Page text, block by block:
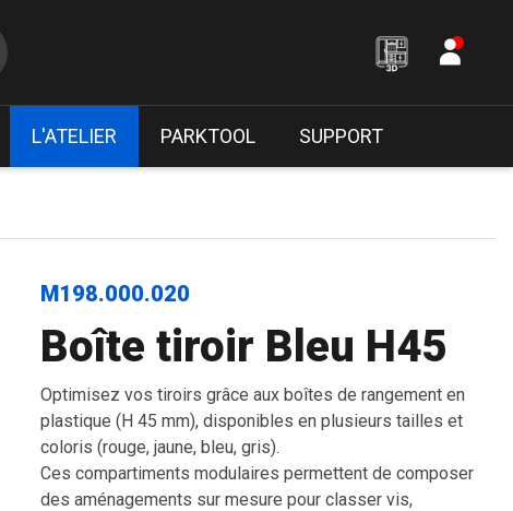
L'ATELIER PARKTOOL SUPPORT
M198.000.020
Boîte tiroir Bleu H45
Optimisez vos tiroirs grâce aux boîtes de rangement en
plastique (H 45 mm), disponibles en plusieurs tailles et
coloris (rouge, jaune, bleu, gris).
Ces compartiments modulaires permettent de composer
des aménagements sur mesure pour classer vis,